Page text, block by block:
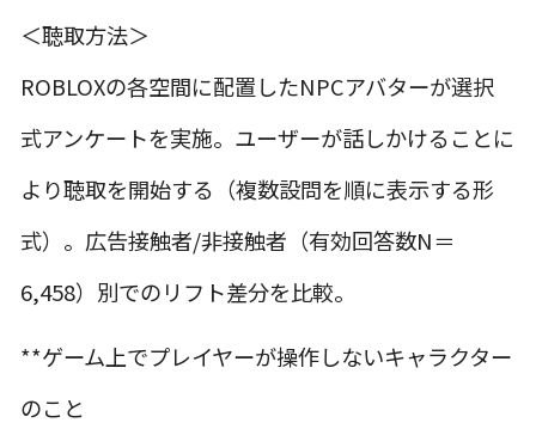
＜聴取方法＞
ROBLOXの各空間に配置したNPCアバターが選択
式アンケートを実施。ユーザーが話しかけることに
より聴取を開始する（複数設問を順に表示する形
式）。広告接触者/非接触者（有効回答数N＝
6,458）別でのリフト差分を比較。
**ゲーム上でプレイヤーが操作しないキャラクター
のこと